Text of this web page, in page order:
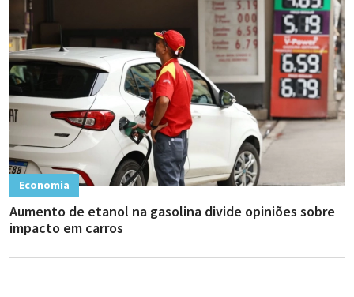
Economia
Aumento de etanol na gasolina divide opiniões sobre
impacto em carros